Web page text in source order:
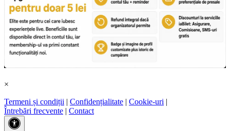
×
Termeni și condiții | Confidențialitate | Cookie-uri |
Întrebări frecvente | Contact